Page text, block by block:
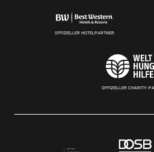
OFFIZIELLER HOTELPARTNER
OFFIZIELLER CHARITY-